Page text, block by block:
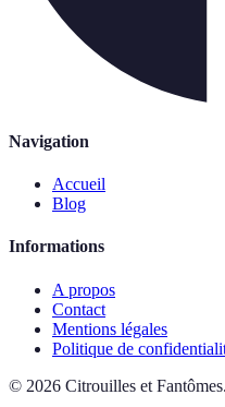
Navigation
Accueil
Blog
Informations
A propos
Contact
Mentions légales
Politique de
© 2026 Citrouilles et Fantômes.